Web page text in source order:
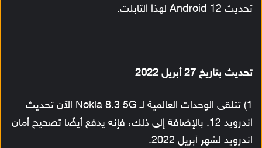
تحديث Android 12 لهذا التابلت.
تحديث بتاريخ 27 أبريل 2022
1) تتلقى الوحدات العالمية لـ Nokia 8.3 5G الآن تحديث
اندرويد 12. بالإضافة إلى ذلك، فإنه يدفع أيضًا تصحيح أمان
اندرويد لشهر أبريل 2022.